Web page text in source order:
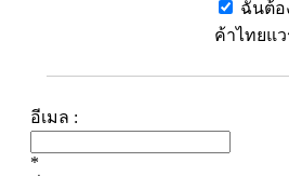
ฉันต้อ
ค้าไทยแว
อีเมล :
*